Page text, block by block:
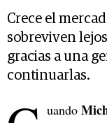
Crece el
sobreviven
gracias a una
continuarlas.
uando